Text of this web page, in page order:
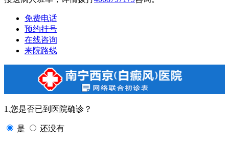
免费电话
预约挂号
在线咨询
来院路线
1.您是否已到医院确诊？
是 还没有